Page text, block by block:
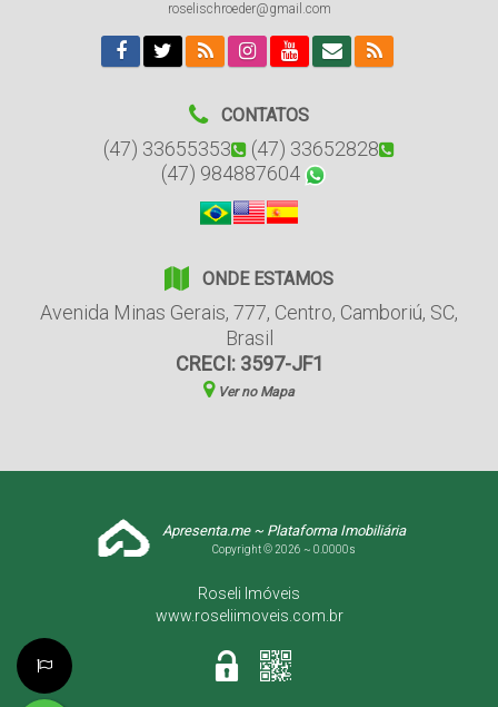
roselischroeder@gmail.com
CONTATOS
(47) 33655353
(47) 33652828
(47) 984887604
ONDE ESTAMOS
Avenida Minas Gerais, 777, Centro, Camboriú, SC,
Brasil
CRECI: 3597-JF1
Ver no Mapa
Apresenta.me ~ Plataforma Imobiliária
Copyright © 2026 ~ 0.0000s
Roseli Imóveis
www.roseliimoveis.com.br